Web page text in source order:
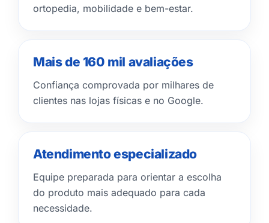
ortopedia, mobilidade e bem-estar.
Mais de 160 mil avaliações
Confiança comprovada por milhares de
clientes nas lojas físicas e no Google.
Atendimento especializado
Equipe preparada para orientar a escolha
do produto mais adequado para cada
necessidade.